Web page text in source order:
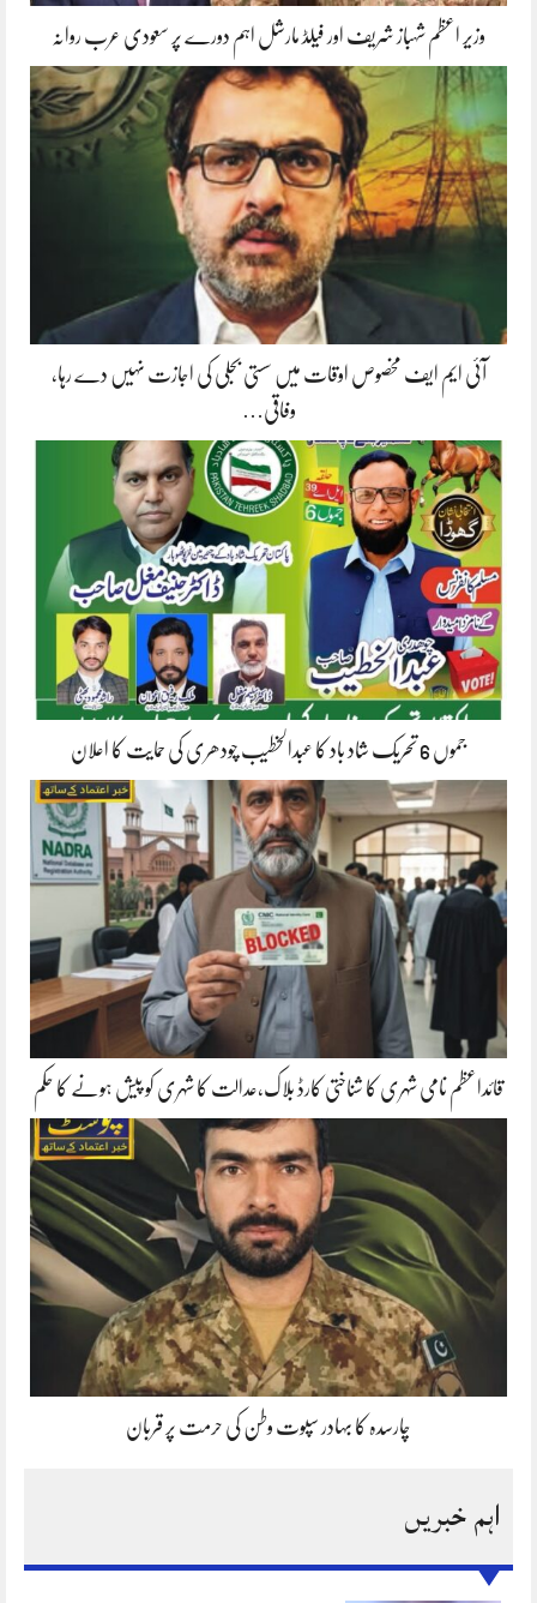
وزیر اعظم شہباز شریف اور فیلڈ مارشل اہم دورے پر سعودی عرب روانہ
آئی ایم ایف مخصوص اوقات میں سستی بجلی کی اجازت نہیں دے رہا،
وفاقی…
جموں 6 تحریک شاد باد کا عبدالخطیب چودھری کی حمایت کا اعلان
قائداعظم نامی شہری کا شناختی کارڈ بلاک،عدالت کا شہری کو پیش ہونے کا حکم
چارسدہ کا بہادر سپوت وطن کی حرمت پر قربان
اہم خبریں